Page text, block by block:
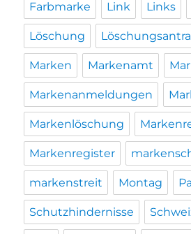
Farbmarke Link Links
Löschung
Marken Markenamt
Markenanmeldungen
Markenlöschung
Markenregister
markenstreit Montag
Schutzhindernisse